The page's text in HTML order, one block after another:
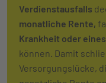
Verdienstausfalls
monatliche Rente,
Krankheit oder
können. Damit
Versorgungslücke,